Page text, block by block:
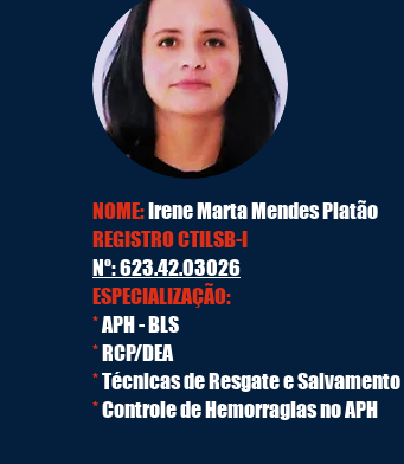
NOME:Irene Marta Mendes Platão
REGISTRO CTILSB-I
Nº: 623.42.03026
ESPECIALIZAÇÃO:
*APH - BLS
*RCP/DEA
*Técnicas de Resgate e Salvamento
*Controle de Hemorragias no APH